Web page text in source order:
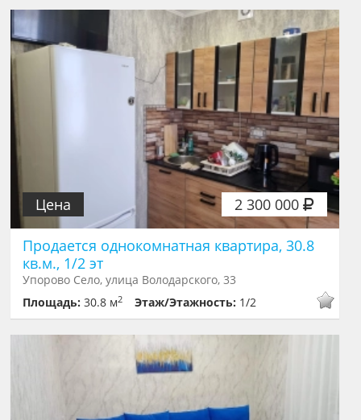
2 300 000
Цена
Продается однокомнатная квартира, 30.8
кв.м., 1/2 эт
Упорово Село, улица Володарского, 33
Площадь:30.8 м2 Этаж/Этажность: 1/2